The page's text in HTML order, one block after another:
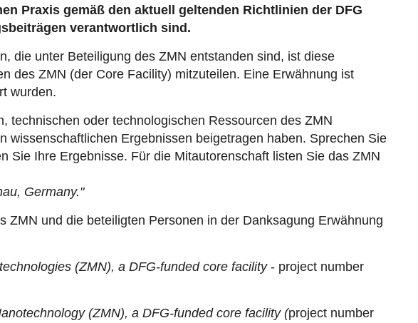
Praxis gemäß den aktuell geltenden Richtlinien der DFG
verantwortlich sind.
die unter Beteiligung des ZMN entstanden sind, ist diese
des ZMN (der Core Facility) mitzuteilen. Eine Erwähnung ist
wurden.
technischen oder technologischen Ressourcen des ZMN
wissenschaftlichen Ergebnissen beigetragen haben. Sprechen Sie
Ihre Ergebnisse. Für die Mitautorenschaft listen Sie das ZMN
Germany."
und die beteiligten Personen in der Danksagung Erwähnung
(ZMN), a DFG-funded core facility- project number
(ZMN), a DFG-funded core facility (project number